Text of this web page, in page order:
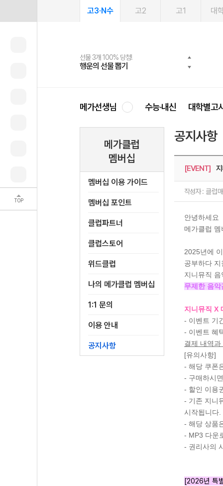
TOP
고3·N수 고2 고1 대
선물 3개 100% 당첨!
행운의 선물 뽑기
선물 100% 증정!
메가스터디 X 올리브
여름방학 스터디 캐시백
메가런 썸머스쿨
2027 러셀 단과
강사 공개선발
스마트러닝앱
설문 EVENT
메가패스
3일 무료 체험권
메가패스 수강생 무료혜택!
메가클럽 멤버십
사회공헌 캠페인
희망이룸 메가나눔
메가선생님 수능·내신 대학별고
메가클럽
멤버십
멤버십 이용 가이드
멤버십 포인트
클럽파트너
클럽스토어
위드클럽
나의 메가클럽 멤버십
1:1 문의
이용 안내
공지사항
공지사항
[EVENT]
작성자 : 클럽
안녕하세요
메가클럽
2025년에
공부하다
지니뮤직
무제한 음
지니뮤직 X
- 이벤트 기
- 이벤트 혜
결제 내역
[유의사항]
- 해당 쿠폰
- 구매하시
- 할인 이용
- 기존 지니
시작됩니다.
- 해당 상품
- MP3 다운
- 권리사의
[2026년 특